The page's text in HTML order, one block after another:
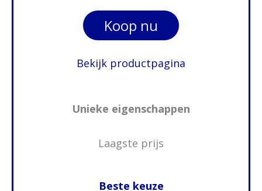
Koop nu
Bekijk productpagina
Unieke eigenschappen
Laagste prijs
Beste keuze